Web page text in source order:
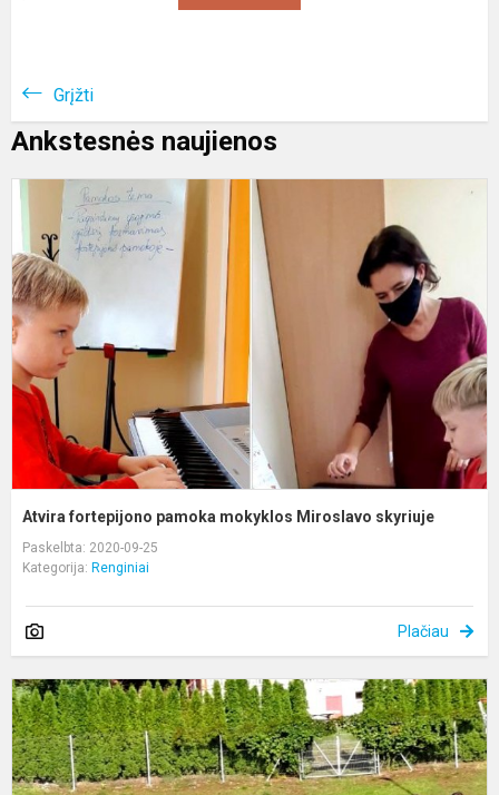
Grįžti
Ankstesnės naujienos
Atvira fortepijono pamoka mokyklos Miroslavo skyriuje
Paskelbta: 2020-09-25
Kategorija: Renginiai
Plačiau